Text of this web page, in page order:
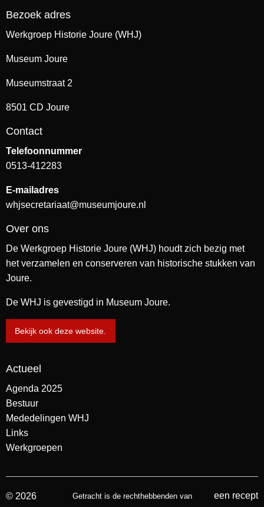
Bezoek adres
Werkgroep Historie Joure (WHJ)
Museum Joure
Museumstraat 2
8501 CD Joure
Contact
Telefoonnummer
0513-412283
E-mailadres
whjsecretariaat@museumjoure.nl
Over ons
De Werkgroep Historie Joure (WHJ) houdt zich bezig met
het verzamelen en conserveren van historische stukken van
Joure.
De WHJ is gevestigd in Museum Joure.
Bekijk ook deze website.
Actueel
Agenda 2025
Bestuur
Mededelingen WHJ
Links
Werkgroepen
© 2026
Getracht is de rechthebbenden van
een recept